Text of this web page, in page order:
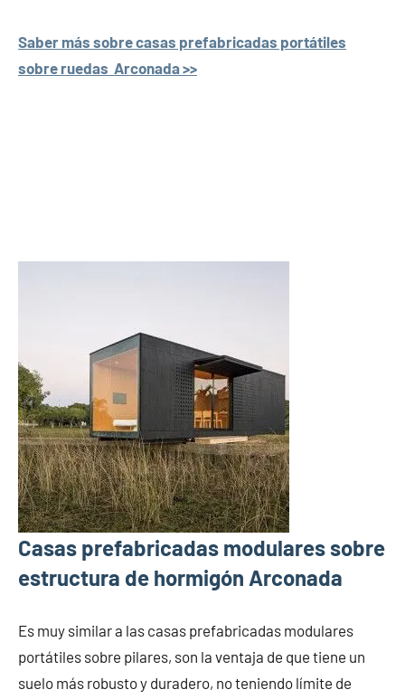
Saber más sobre casas prefabricadas portátiles
sobre ruedas Arconada >>
Casas prefabricadas modulares sobre
estructura de hormigón Arconada
Es muy similar a las casas prefabricadas modulares
portátiles sobre pilares, son la ventaja de que tiene un
suelo más robusto y duradero, no teniendo límite de